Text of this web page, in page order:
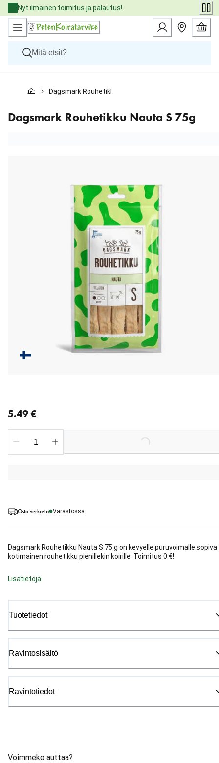
Skip
to
Content
Nyt ilmainen toimitus ja palautus!
Kissat
Eläinlääkäriruoat
Tuotemerkit
Dagsmark Rouhetikku Nauta S 75g
Dagsmark Rouhetikku Nauta S 75g
Osta verkosta Varastossa
Dagsmark Rouhetikku Nauta S 75 g on kevyelle puruvoimalle sopiva
kotimainen rouhetikku pienillekin koirille. Toimitus 0 €!
Lisätietoja
Tuotetiedot
Ravintosisältö
Ravintotiedot
Voimmeko auttaa?
5.49 €
Loading...